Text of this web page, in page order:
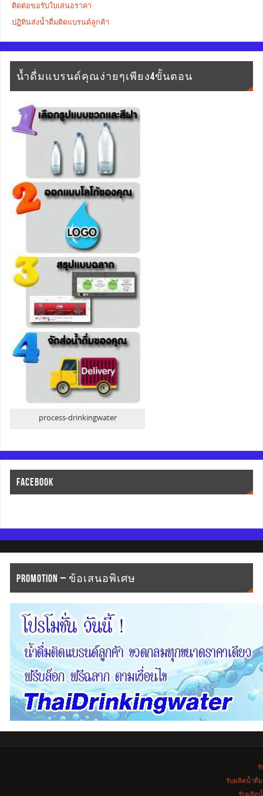
ติดต่อขอรับใบเสนอราคา
ปฏิทินส่งน้ำดื่มติดแบรนด์ลูกค้า
น้ำดื่มแบรนด์คุณง่ายๆเพียง4ขั้นตอน
process-drinkingwater
FACEBOOK
PROMOTION – ข้อเสนอพิเศษ
รับผลิตน้ำดื่
รับผลิต